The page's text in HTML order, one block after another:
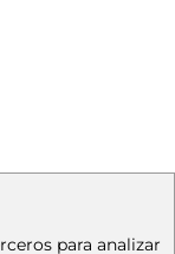
para analizar